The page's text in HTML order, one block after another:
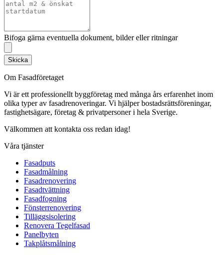
Bifoga gärna eventuella dokument, bilder eller ritningar
Skicka
Om Fasadföretaget
Vi är ett professionellt byggföretag med många års erfarenhet inom
olika typer av fasadrenoveringar. Vi hjälper bostadsrättsföreningar,
fastighetsägare, företag & privatpersoner i hela Sverige.
Välkommen att kontakta oss redan idag!
Våra tjänster
Fasadputs
Fasadmålning
Fasadrenovering
Fasadtvättning
Fasadfogning
Fönsterrenovering
Tilläggsisolering
Renovera Tegelfasad
Panelbyten
Takplåtsmålning